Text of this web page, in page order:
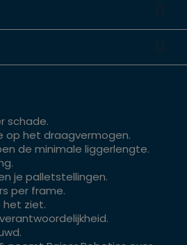


schade.
op het draagvermogen.
de minimale liggerlengte.
je palletstellingen.
per frame.
het ziet.